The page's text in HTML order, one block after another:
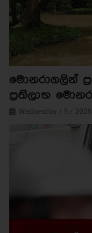
මොනරාගලින්
ප්‍රතිලාභ
Wednesday / 5 / 2026